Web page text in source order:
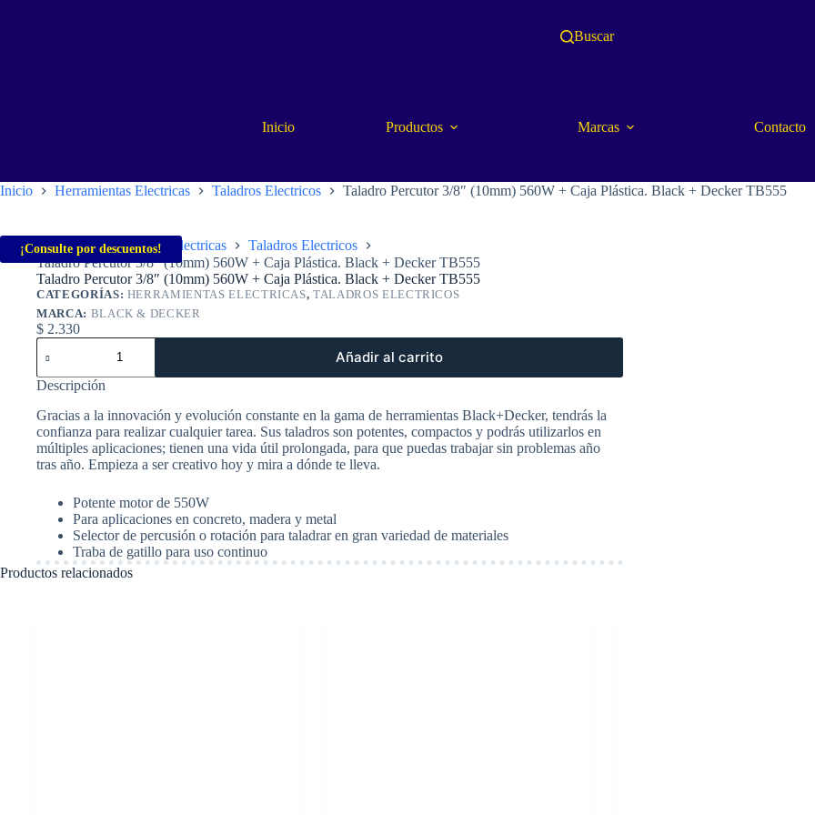
Buscar
Inicio Productos Marcas Contacto
Inicio Herramientas Electricas Taladros Electricos Taladro Percutor 3/8″ (10mm) 560W + Caja Plástica. Black + Decker TB555
¡Consulte por descuentos!
Inicio Herramientas Electricas
Taladros Electricos
Taladro Percutor 3/8″ (10mm) 560W + Caja Plástica. Black + Decker TB555
Taladro Percutor 3/8″ (10mm) 560W + Caja Plástica. Black + Decker TB555
CATEGORÍAS: HERRAMIENTAS ELECTRICAS,TALADROS ELECTRICOS
MARCA: BLACK & DECKER
$ 2.330
Taladro
Percutor
3/8"
(10mm)
+
Caja
Plástica.
Black
Decker
TB555
cantidad
Añadir al carrito
Descripción
Gracias a la innovación y evolución constante en la gama de herramientas Black+Decker, tendrás la
confianza para realizar cualquier tarea. Sus taladros son potentes, compactos y podrás utilizarlos en
múltiples aplicaciones; tienen una vida útil prolongada, para que puedas trabajar sin problemas año
tras año. Empieza a ser creativo hoy y mira a dónde te lleva.
Potente motor de 550W
Para aplicaciones en concreto, madera y metal
Selector de percusión o rotación para taladrar en gran variedad de materiales
Traba de gatillo para uso continuo
Productos relacionados